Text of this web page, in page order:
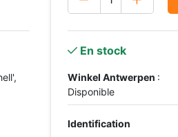
En stock
Winkel Antwerpen :
Disponible
Identification